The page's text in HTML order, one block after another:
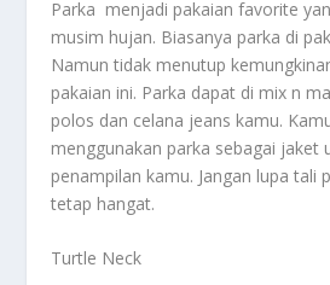
Parka menjadi pakaian favorite
musim hujan. Biasanya parka di
Namun tidak menutup
pakaian ini. Parka dapat di mix n
polos dan celana jeans kamu.
menggunakan parka sebagai jaket
penampilan kamu. Jangan lupa tali
tetap hangat.
Turtle Neck